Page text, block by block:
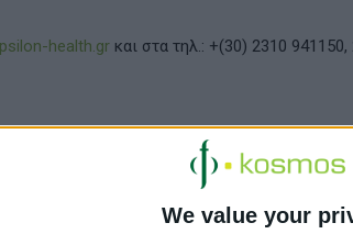
We value your
-health.gr και στα τηλ.: +(30) 2310